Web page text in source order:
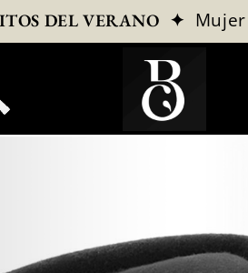
DEL VERANO ✦ Mujer